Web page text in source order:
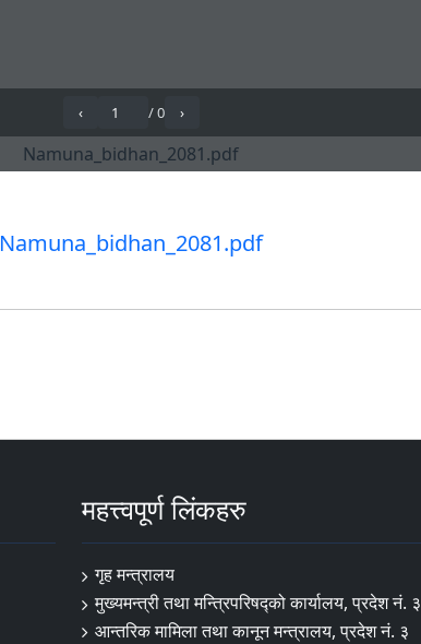
Namuna_bidhan_2081.pdf
महत्त्वपूर्ण लिंकहरु
गृह मन्त्रालय
मुख्यमन्त्री तथा मन्त्रिपरिषद्को कार्यालय, प्रदेश नं. ३
आन्तरिक मामिला तथा कानून मन्त्रालय, प्रदेश नं. ३